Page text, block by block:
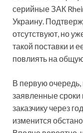
серийные ЗАК
Украину.
отсутствуют, но
такой поставки и
повлиять на
В первую
заявленные сроки
заказчику через
изменится